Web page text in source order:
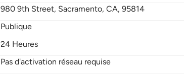
9809th Street, Sacramento,CA,95814
Publique
24 Heures
Pas d'activation réseau requise